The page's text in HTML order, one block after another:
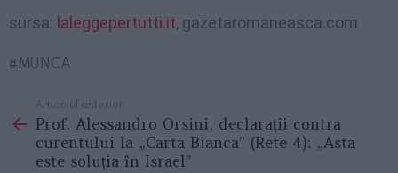
sursa: laleggepertutti.it, gazetaromaneasca.com
MUNCA
more
Articolul anterior
Prof. Alessandro Orsini, declarații contra
curentului la „Carta Bianca” (Rete 4): „Asta
este soluția în Israel”